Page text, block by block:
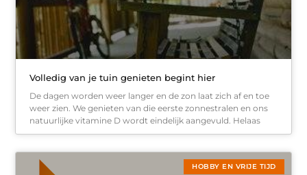
Volledig van je tuin genieten begint hier
De dagen worden weer langer en de zon laat zich af en toe
weer zien. We genieten van die eerste zonnestralen en ons
natuurlijke vitamine D wordt eindelijk aangevuld. Helaas
HOBBY EN VRIJE TIJD